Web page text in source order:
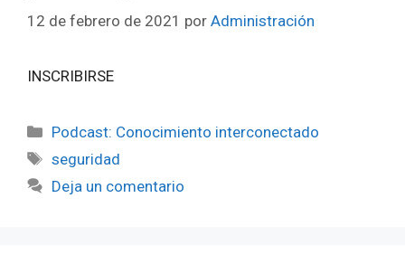
12 de febrero de 2021 por Administración
INSCRIBIRSE
Categorías
Podcast: Conocimiento interconectado
Etiquetas
seguridad
Deja un comentario